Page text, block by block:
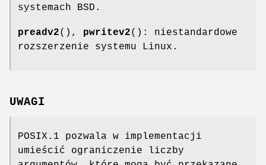
systemach BSD.
preadv2(), pwritev2(): niestandardowe
rozszerzenie systemu Linux.
UWAGI
POSIX.1 pozwala w implementacji
umieścić ograniczenie liczby